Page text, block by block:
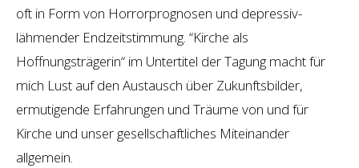
oft in Form von Horrorprognosen und depressiv-
lähmender Endzeitstimmung. “Kirche als
Hoffnungsträgerin“ im Untertitel der Tagung macht für
mich Lust auf den Austausch über Zukunftsbilder,
ermutigende Erfahrungen und Träume von und für
Kirche und unser gesellschaftliches Miteinander
allgemein.